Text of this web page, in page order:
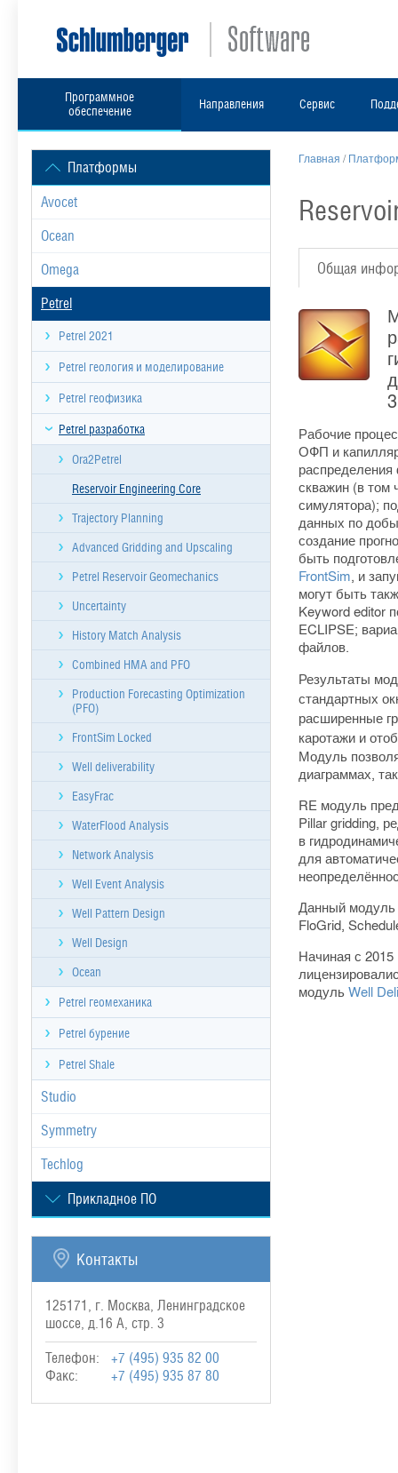
Программное
обеспечение
Направления Сервис
Платформы
Avocet
Ocean
Omega
Petrel
Petrel 2021
Petrel геология и моделирование
Petrel геофизика
Petrel разработка
Ora2Petrel
Reservoir Engineering Core
Trajectory Planning
Advanced Gridding and Upscaling
Petrel Reservoir Geomechanics
Uncertainty
History Match Analysis
Combined HMA and PFO
Production Forecasting Optimization
(PFO)
FrontSim Locked
Well deliverability
EasyFrac
WaterFlood Analysis
Network Analysis
Well Event Analysis
Well Pattern Design
Well Design
Ocean
Petrel геомеханика
Petrel бурение
Petrel Shale
Studio
Symmetry
Techlog
Прикладное ПО
Контакты
125171, г. Москва, Ленинградское
шоссе, д.16 А, стр. 3
Телефон:
+7 (495) 935 82 00
Факс:
+7 (495) 935 87 80
Главная /
Общая
Рабочие
ОФП и
скважин (в том
симулятора);
данных по
создание
быть
FrontSim, и
могут быть
Keyword editor
ECLIPSE;
файлов.
Результаты
стандартных
расширенные
каротажи и
Модуль
диаграммах,
RE модуль
Pillar gridding,
в
для
Данный модуль
FloGrid,
Начиная с
модульWell